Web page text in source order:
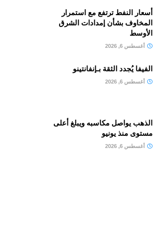
أسعار النفط ترتفع مع استمرار
المخاوف بشأن إمدادات الشرق
الأوسط
أغسطس 6, 2026
الفيفا يُجدد الثقة بـإنفانتينو
أغسطس 6, 2026
الذهب يواصل مكاسبه ويبلغ أعلى
مستوى منذ يونيو
أغسطس 6, 2026